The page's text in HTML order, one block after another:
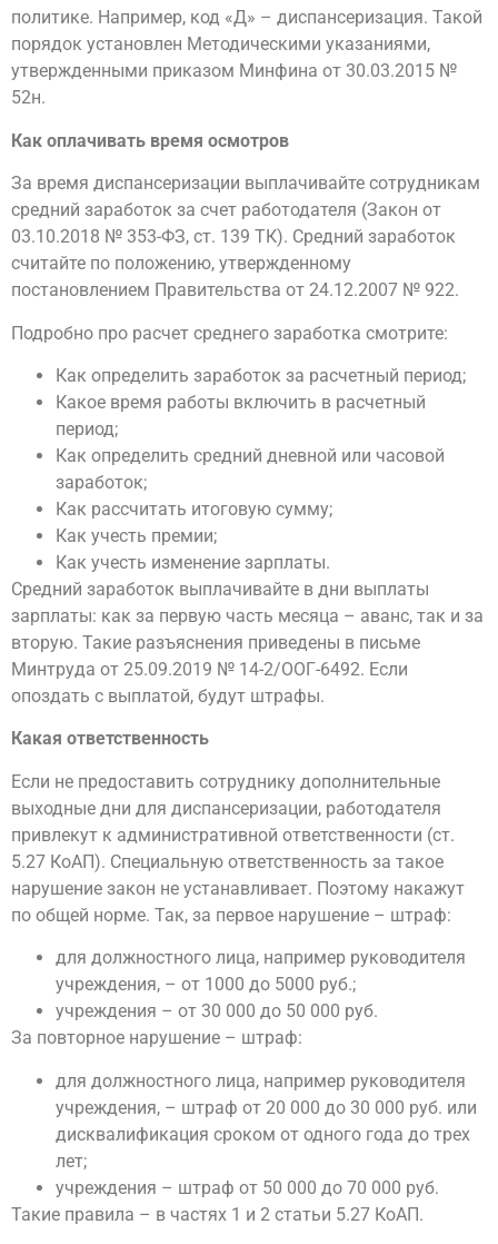
политике. Например, код «Д» – диспансеризация. Такой
порядок установлен Методическими указаниями,
утвержденными приказом Минфина от 30.03.2015 №
52н.
Как оплачивать время осмотров
За время диспансеризации выплачивайте сотрудникам
средний заработок за счет работодателя (Закон от
03.10.2018 № 353-ФЗ, ст. 139 ТК). Средний заработок
считайте по положению, утвержденному
постановлением Правительства от 24.12.2007 № 922.
Подробно про расчет среднего заработка смотрите:
Как определить заработок за расчетный период;
Какое время работы включить в расчетный
период;
Как определить средний дневной или часовой
заработок;
Как рассчитать итоговую сумму;
Как учесть премии;
Как учесть изменение зарплаты.
Средний заработок выплачивайте в дни выплаты
зарплаты: как за первую часть месяца – аванс, так и за
вторую. Такие разъяснения приведены в письме
Минтруда от 25.09.2019 № 14-2/ООГ-6492. Если
опоздать с выплатой, будут штрафы.
Какая ответственность
Если не предоставить сотруднику дополнительные
выходные дни для диспансеризации, работодателя
привлекут к административной ответственности (ст.
5.27 КоАП). Специальную ответственность за такое
нарушение закон не устанавливает. Поэтому накажут
по общей норме. Так, за первое нарушение – штраф:
для должностного лица, например руководителя
учреждения, – от 1000 до 5000 руб.;
учреждения – от 30 000 до 50 000 руб.
За повторное нарушение – штраф:
для должностного лица, например руководителя
учреждения, – штраф от 20 000 до 30 000 руб. или
дисквалификация сроком от одного года до трех
лет;
учреждения – штраф от 50 000 до 70 000 руб.
Такие правила – в частях 1 и 2 статьи 5.27 КоАП.